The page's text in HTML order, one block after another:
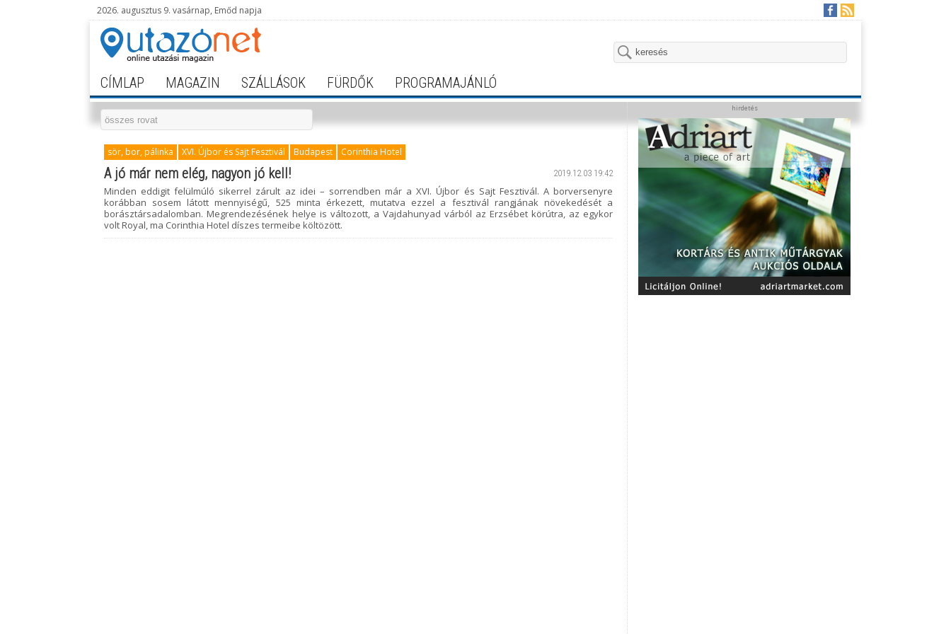
2026. augusztus 9. vasárnap, Emőd napja
CÍMLAP MAGAZIN SZÁLLÁSOK FÜRDŐK PROGRAMAJÁNLÓ
sör, bor, pálinka XVI. Újbor és Sajt Fesztivál Budapest Corinthia Hotel
2019.12.03 19:42
A jó már nem elég, nagyon jó kell!
Minden eddigit felülmúló sikerrel zárult az idei – sorrendben már a XVI. Újbor és Sajt Fesztivál. A borversenyre
korábban sosem látott mennyiségű, 525 minta érkezett, mutatva ezzel a fesztivál rangjának növekedését a
borásztársadalomban. Megrendezésének helye is változott, a Vajdahunyad várból az Erzsébet körútra, az egykor
volt Royal, ma Corinthia Hotel díszes termeibe költözött.
hirdetés